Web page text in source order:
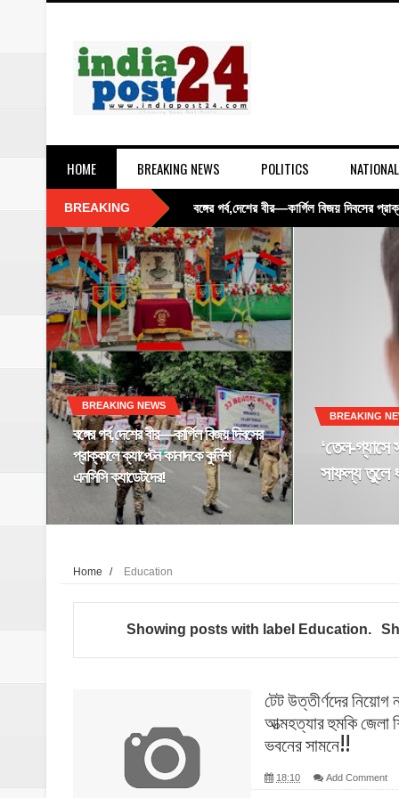
HOME BREAKING NEWS POLITICS NATIONAL
BREAKING ‘তেল-গ্যাসে স্বনির্ভর নয় কোনও দেশ’,
নবান্নে মন্ত্রিসভার বড় সিদ্ধান্ত: বিএসএফকে
১০ দিন পর স্বস্তি! সব মামলায় জামিন পেয়ে
সোনা পাপ্পু মামলায় ইডির সাঁড়াশি অভিযান,
আগ্নেয়াস্ত্র সহ গ্রেফতার যুবক তদন্তে পুলিশ
বুলডোজার অভিযানের বিরুদ্ধে কলকাতায়
অনুব্রতর বাড়ির সামনেই চড়াম চড়াম ঢাক!
১ জুন থেকে বাংলায় বড় ধামাকা !
নতুন ভূ-রাজনীতিতে নৌবাহিনীর কৌশল
দেশীয় প্রযুক্তির জয়, নৌবাহিনীর হাতে ত্রয়ী
সাগর কবচ’ মহড়া, ওড়িশায় জোরদার উপকূলীয়
হালদিয়ায় অস্ত্র প্রশিক্ষণ শিবির
BREAKING NEWS
বঙ্গের গর্ব,দেশের বীর—কার্গিল বিজয় দিবসের
প্রাক্কালে ক্যাপ্টেন কানাদকে কুর্নিশ
এনসিসি ক্যাডেটদের!
BREAKING
‘তেল-গ্যাসে
সাফল্য তুলে
Home / Education
Showing posts with label Education.
টেট উত্তীর্ণদের নিয়োগ
আত্মহত্যার হুমকি জেলা
ভবনের সামনে!!
18:10 Add Comment